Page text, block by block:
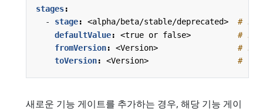
stages:
- stage: <alpha/beta/stable/deprecated>
# 기
defaultValue: <true or false>
# 기
fromVersion: <Version>
# 기
toVersion: <Version> # (선
새로운 기능 게이트를 추가하는 경우, 해당 기능 게이